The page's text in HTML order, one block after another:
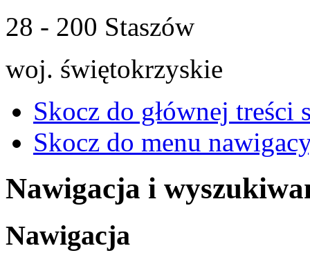
28 - 200 Staszów
woj. świętokrzyskie
Skocz do głównej treści
Skocz do menu
Nawigacja i
Nawigacja